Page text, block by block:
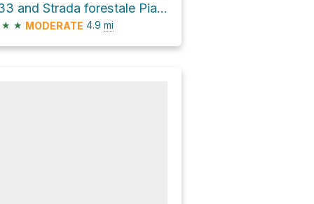
533 and Strada forestale Pian de Rucenaes
★ ★ MODERATE 4.9 mi